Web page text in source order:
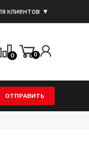
клиентов
0 0
ОТПРАВИТЬ